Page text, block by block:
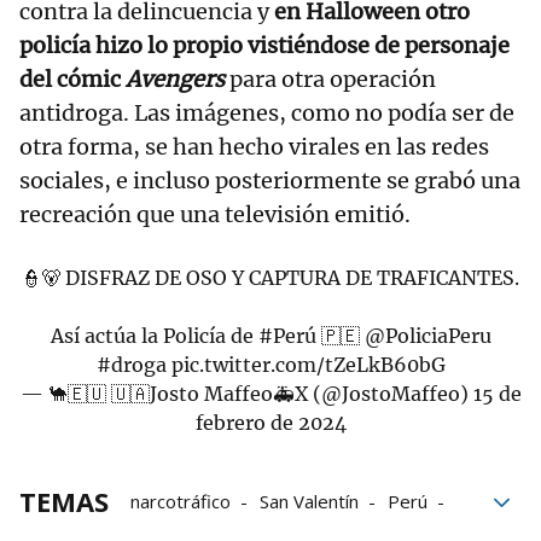
contra la delincuencia yen Halloween otro
policía hizo lo propio vistiéndose de personaje
del cómicAvengerspara otra operación
antidroga. Las imágenes, como no podía ser de
otra forma, se han hecho virales en las redes
sociales, e incluso posteriormente se grabó una
recreación que una televisión emitió.
👮🐻 DISFRAZ DE OSO Y CAPTURA DE TRAFICANTES.
Así actúa la Policía de #Perú🇵🇪 @PoliciaPeru
#droga pic.twitter.com/tZeLkB60bG
— 🐪🇪🇺 🇺🇦Josto Maffeo🚑X (@JostoMaffeo) 15 de
febrero de 2024
TEMAS narcotráfico San Valentín
Perú